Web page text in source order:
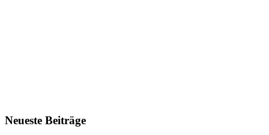
Neueste Beiträge